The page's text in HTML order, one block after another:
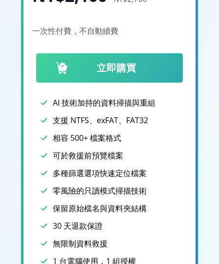
一次性付費，不自動續費
立即購買
AI 技術加持的資料掃描與重組
支援 NTFS、exFAT、FAT32
相容 500+ 檔案格式
可於救援前預覽檔案
多種篩選選項快速定位檔案
零風險的只讀模式掃描技術
保留原始檔名與資料夾結構
30 天退款保證
無限制資料救援
1 台電腦使用，1 組授權